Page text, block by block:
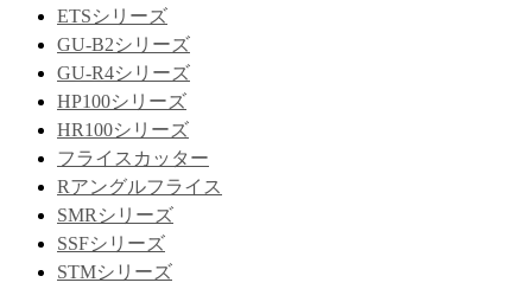
ETSシリーズ
GU-B2シリーズ
GU-R4シリーズ
HP100シリーズ
HR100シリーズ
フライスカッター
Rアングルフライス
SMRシリーズ
SSFシリーズ
STMシリーズ